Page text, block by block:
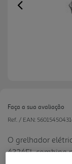
Previous
Faça a sua avaliação
Ref. / EAN:
O grelhador
4324FL combina